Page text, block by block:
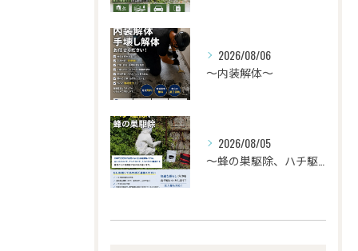
2026/08/06
〜内装解体〜
2026/08/05